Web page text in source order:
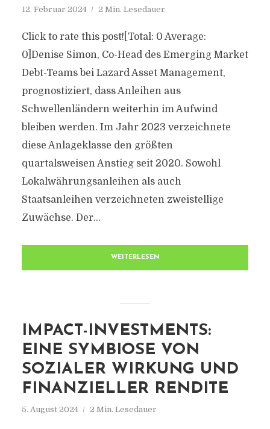
12. Februar 2024 2 Min. Lesedauer
Click to rate this post![Total: 0 Average:
0]Denise Simon, Co-Head des Emerging Market
Debt-Teams bei Lazard Asset Management,
prognostiziert, dass Anleihen aus
Schwellenländern weiterhin im Aufwind
bleiben werden. Im Jahr 2023 verzeichnete
diese Anlageklasse den größten
quartalsweisen Anstieg seit 2020. Sowohl
Lokalwährungsanleihen als auch
Staatsanleihen verzeichneten zweistellige
Zuwächse. Der...
WEITERLESEN
IMPACT-INVESTMENTS:
EINE SYMBIOSE VON
SOZIALER WIRKUNG UND
FINANZIELLER RENDITE
5. August 2024 2 Min. Lesedauer